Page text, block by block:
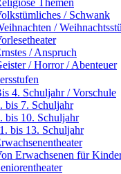
Themen
/ Schwank
/
/ Anspruch
/ Horror / Abenteuer
4. Schuljahr / Vorschule
bis 7. Schuljahr
bis 10. Schuljahr
bis 13. Schuljahr
Erwachsenen für